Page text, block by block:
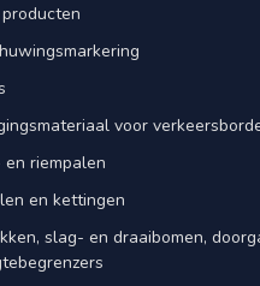
voor
riempalen
en kettingen
slag- en draaibomen,